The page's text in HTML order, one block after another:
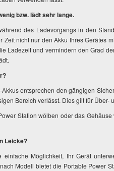
bzw. lädt sehr lange.
des Ladevorgangs in den
Zeit nicht nur den Akku Ihres
Ladezeit und vermindern den Grad
entsprechen den gängigen
Bereich verlässt. Dies gilt für Über-
Station wölben oder das
Leicke?
Möglichkeit, Ihr Gerät
Modell bietet die Portable Power